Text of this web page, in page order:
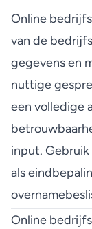
Online
van de
gegevens en
nuttige
een volledige
input. Gebruik
als
Online